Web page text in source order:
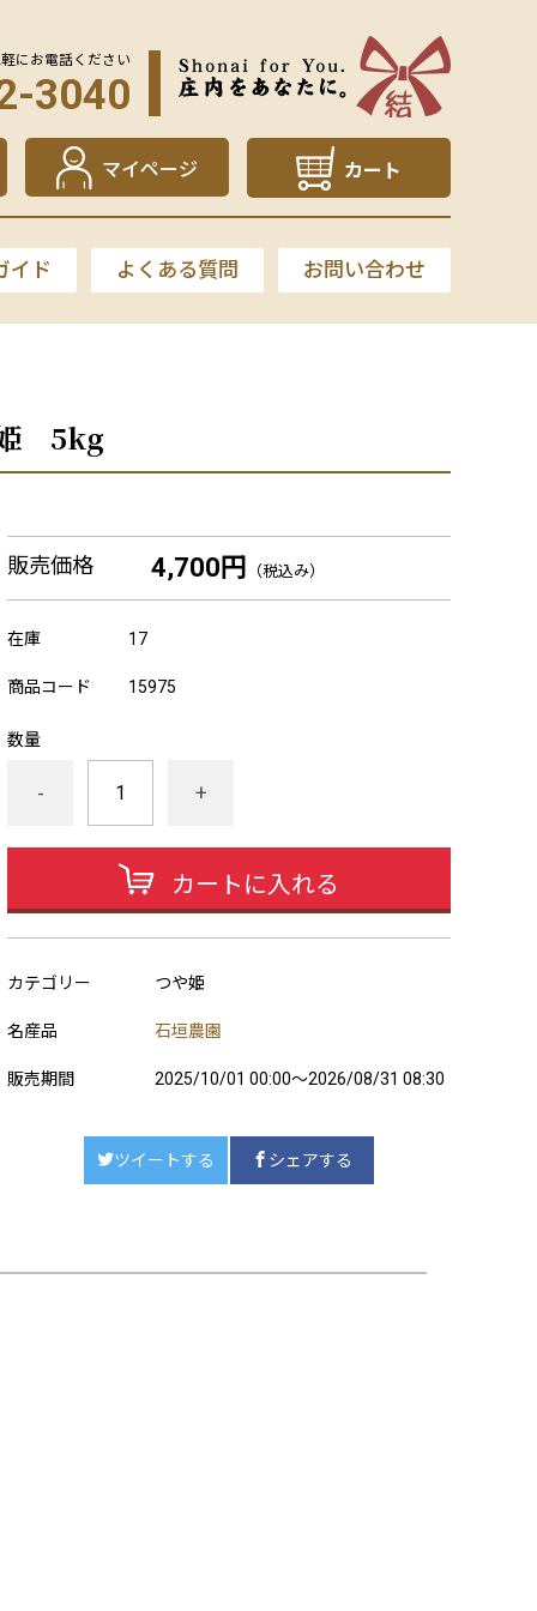
にお電話ください
3040
マイページ カート
イド よくある質問 お問い合わせ
姫 5kg
販売価格 4,700円 （税込み）
在庫 17
商品コード 15975
数量
- +
カートに入れる
カテゴリー つや姫
名産品 石垣農園
販売期間 2025/10/01 00:00～2026/08/31 08:30
ツイートする シェアする